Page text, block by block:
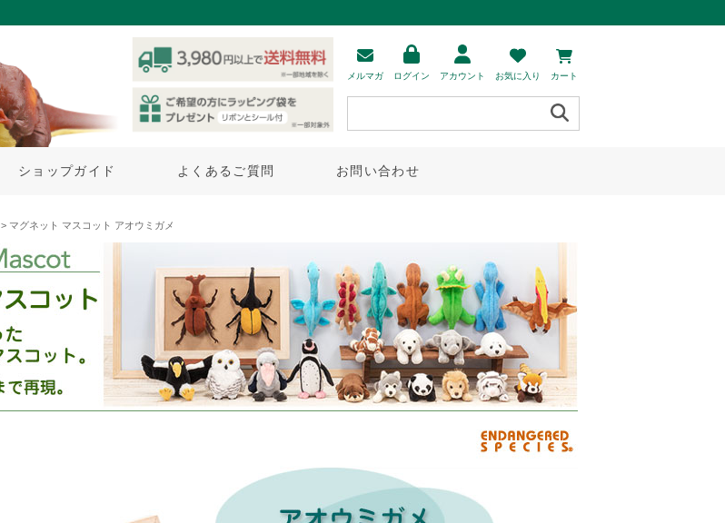
メルマガ ログイン アカウント お気に入り カート
ショップガイド よくあるご質問 お問い合わせ
> マグネット マスコット アオウミガメ